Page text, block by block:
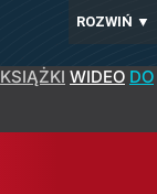
ROZWIŃ ▼
KSIĄŻKI WIDEO DO